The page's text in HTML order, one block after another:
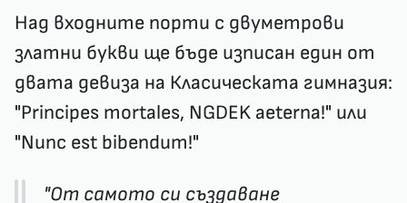
Над входните порти с двуметрови
златни букви ще бъде изписан един от
двата девиза на Класическата гимназия:
"Principes mortales, NGDEK aeterna!" или
"Nunc est bibendum!"
"От самото си създаване